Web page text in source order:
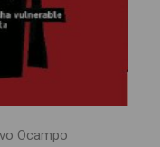
Ocampo